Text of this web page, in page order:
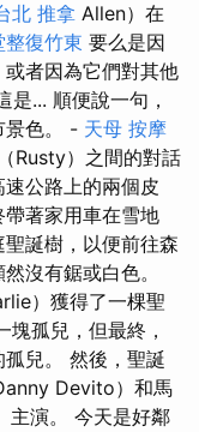
北 推拿 Allen）在
復竹東 要么是因
者因為它們對其他
是... 順便說一句，
景色。 - 天母 按摩
Rusty）之間的對話
公路上的兩個皮
著家用車在雪地
誕樹，以便前往森
然沒有鋸或白色。
）獲得了一棵聖
孤兒，但最終，
兒。 然後，聖誕
Devito）和馬
主演。 今天是好鄰